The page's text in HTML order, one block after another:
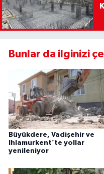
Bunlar da ilginizi
Büyükdere, Vadişehir ve
Ihlamurkent’te yollar
yenileniyor